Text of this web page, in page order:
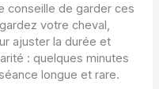
conseille de garder ces
votre cheval,
ajuster la durée et
: quelques minutes
longue et rare.